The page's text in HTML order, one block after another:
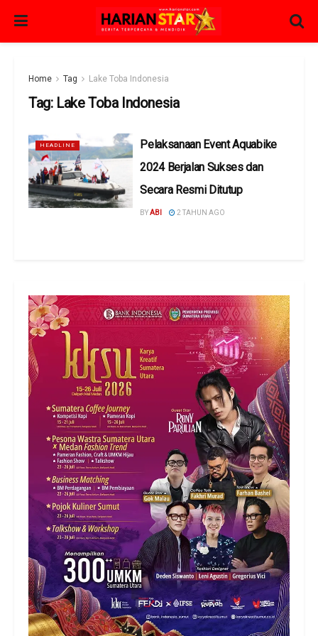
Home Tag Lake Toba Indonesia
Tag: Lake Toba Indonesia
HEADLINE
Pelaksanaan Event Aquabike
2024 Berjalan Sukses dan
Secara Resmi Ditutup
BYABI 2 TAHUN AGO